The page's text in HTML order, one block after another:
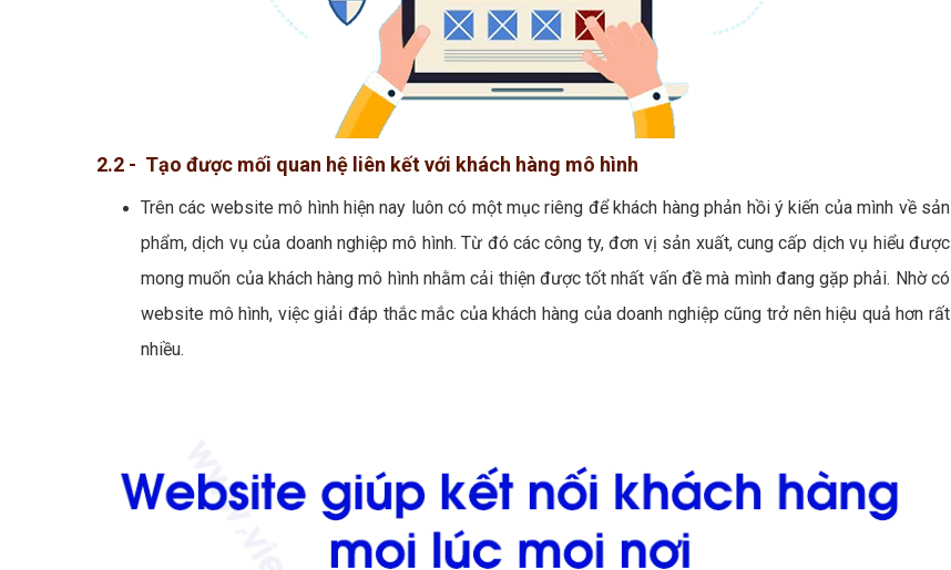
2.2 - Tạo được mối quan hệ liên kết với khách hàng mô hình
Trên các website mô hình hiện nay luôn có một mục riêng để khách hàng phản hồi ý kiến của mình về sản
phẩm, dịch vụ của doanh nghiệp mô hình. Từ đó các công ty, đơn vị sản xuất, cung cấp dịch vụ hiểu được
mong muốn của khách hàng mô hình nhằm cải thiện được tốt nhất vấn đề mà mình đang gặp phải. Nhờ có
website mô hình, việc giải đáp thắc mắc của khách hàng của doanh nghiệp cũng trở nên hiệu quả hơn rất
nhiều.